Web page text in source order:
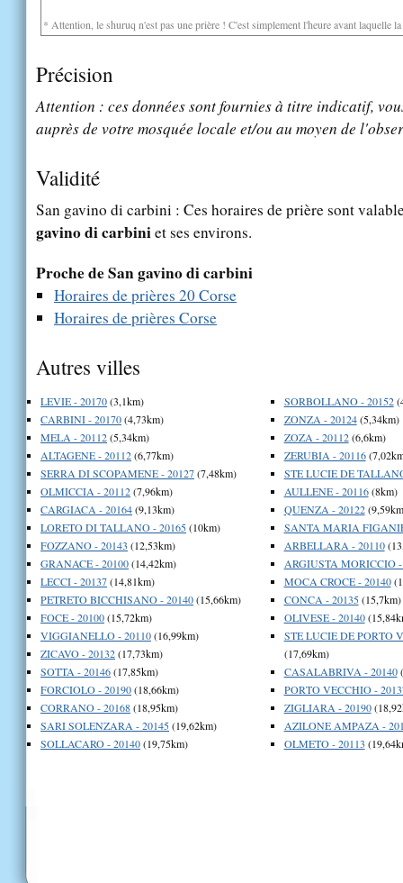
* Attention, le shuruq n'est pas une prière ! C'est simplement l'heure avant laquelle
Précision
Attention : ces données sont fournies à titre indicatif,
auprès de votre mosquée locale et/ou au moyen de
Validité
San gavino di carbini : Ces horaires de prière sont
gavino di carbiniet ses environs.
Proche de San gavino di carbini
Horaires de prières 20 Corse
Horaires de prières Corse
Autres villes
LEVIE - 20170(3,1km)
CARBINI - 20170(4,73km)
MELA - 20112(5,34km)
ALTAGENE - 20112(6,77km)
SERRA DI SCOPAMENE - 20127(7,48km)
OLMICCIA - 20112(7,96km)
CARGIACA - 20164(9,13km)
LORETO DI TALLANO - 20165(10km)
FOZZANO - 20143 (12,53km)
GRANACE - 20100(14,42km)
LECCI - 20137(14,81km)
PETRETO BICCHISANO - 20140(15,66km)
FOCE - 20100(15,72km)
VIGGIANELLO - 20110(16,99km)
ZICAVO - 20132(17,73km)
SOTTA - 20146(17,85km)
FORCIOLO - 20190(18,66km)
CORRANO - 20168(18,95km)
SARI SOLENZARA - 20145(19,62km)
SOLLACARO - 20140(19,75km)
SORBOLLANO - 20152
ZONZA - 20124(5,34km)
ZOZA - 20112(6,6km)
ZERUBIA - 20116
STE LUCIE DE
AULLENE - 20116(8km)
QUENZA - 20122
SANTA MARIA
ARBELLARA - 20110
ARGIUSTA MORICCIO -
MOCA CROCE - 20140
CONCA - 20135(15,7km)
OLIVESE - 20140
STE LUCIE DE PORTO
(17,69km)
CASALABRIVA - 20140
PORTO VECCHIO -
ZIGLIARA - 20190
AZILONE AMPAZA -
OLMETO - 20113